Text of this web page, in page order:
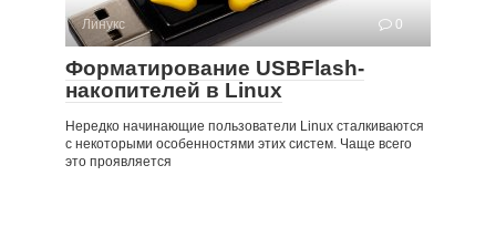
Линукс 0
Форматирование USBFlash-
накопителей в Linux
Нередко начинающие пользователи Linux сталкиваются
с некоторыми особенностями этих систем. Чаще всего
это проявляется